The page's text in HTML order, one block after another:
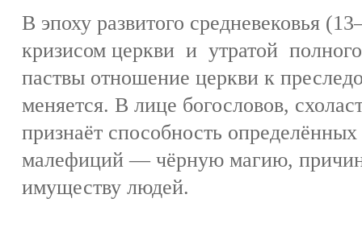
В эпоху развитого средневековья
кризисом церкви и утратой
паствы отношение церкви к
меняется. В лице богословов,
признаёт способность
малефиций — чёрную магию,
имуществу людей.